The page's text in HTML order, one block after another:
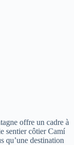
offre un cadre à
sentier côtier Camí
qu’une destination